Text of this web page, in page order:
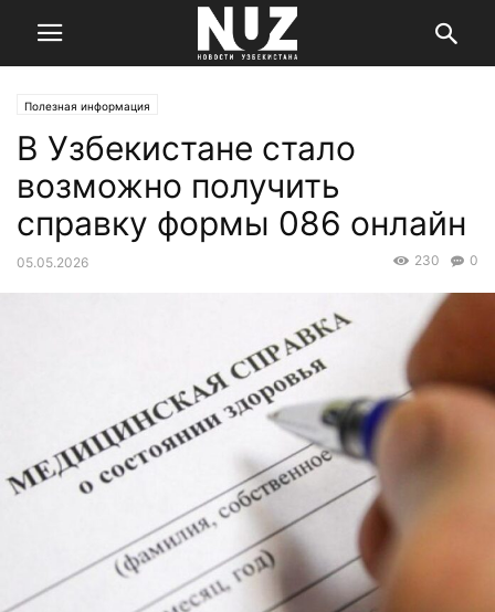
Полезная информация
В Узбекистане стало
возможно получить
справку формы 086 онлайн
05.05.2026 0
230